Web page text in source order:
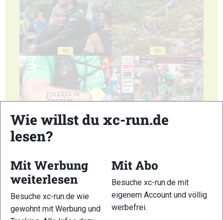
85 86
87 88
89 90
Wie willst du xc-run.de
lesen?
Mit Werbung
weiterlesen
Besuche xc-run.de wie
gewohnt mit Werbung und
Mit Abo
Besuche xc-run.de mit
eigenem Account und völlig
werbefrei.